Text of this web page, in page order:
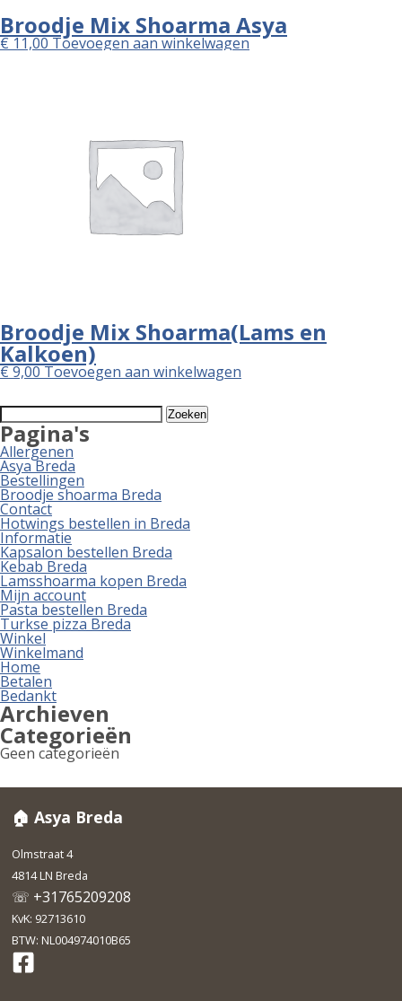
Broodje Mix Shoarma Asya
€11,00Toevoegen aan winkelwagen
Broodje Mix Shoarma(Lams en
Kalkoen)
€9,00Toevoegen aan winkelwagen
Zoeken
naar:
Pagina's
Allergenen
Asya Breda
Bestellingen
Broodje shoarma Breda
Contact
Hotwings bestellen in Breda
Informatie
Kapsalon bestellen Breda
Kebab Breda
Lamsshoarma kopen Breda
Mijn account
Pasta bestellen Breda
Turkse pizza Breda
Winkel
Winkelmand
Home
Betalen
Bedankt
Archieven
Categorieën
Geen categorieën
🏠 Asya Breda
Olmstraat 4
4814 LN Breda
☏ +31765209208
KvK: 92713610
BTW: NL004974010B65